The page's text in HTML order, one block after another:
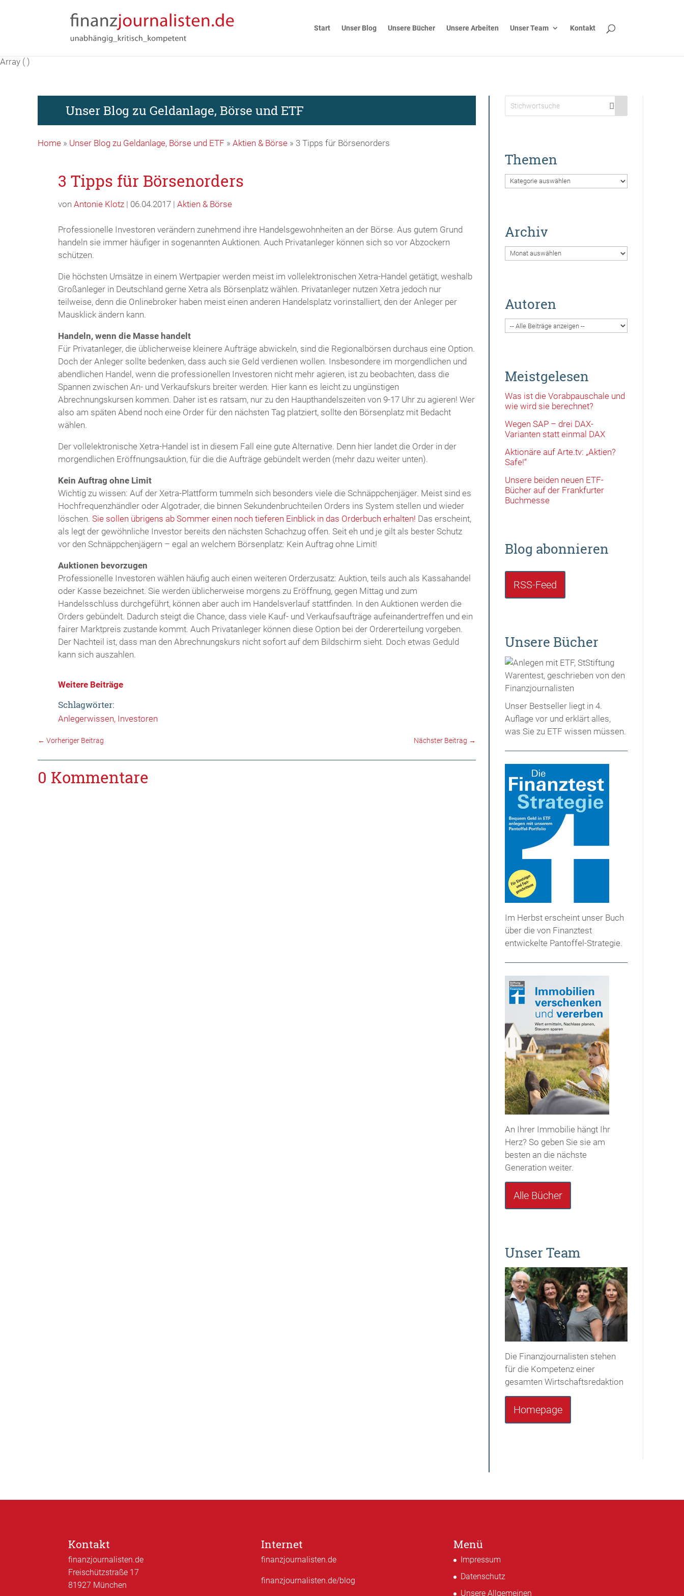
Start Unser Blog Unsere Bücher Unsere Arbeiten Unser Team Kontakt
Array ( )
Unser Blog zu Geldanlage, Börse und ETF
Home» Unser Blog zu Geldanlage, Börse und ETF » Aktien & Börse» 3 Tipps für Börsenorders
3 Tipps für Börsenorders
von Antonie Klotz| 06.04.2017 | Aktien & Börse
Professionelle Investoren verändern zunehmend ihre Handelsgewohnheiten an der Börse. Aus gutem Grund
handeln sie immer häufiger in sogenannten Auktionen. Auch Privatanleger können sich so vor Abzockern
schützen.
Die höchsten Umsätze in einem Wertpapier werden meist im vollelektronischen Xetra-Handel getätigt, weshalb
Großanleger in Deutschland gerne Xetra als Börsenplatz wählen. Privatanleger nutzen Xetra jedoch nur
teilweise, denn die Onlinebroker haben meist einen anderen Handelsplatz vorinstalliert, den der Anleger per
Mausklick ändern kann.
Handeln, wenn die Masse handelt
Für Privatanleger, die üblicherweise kleinere Aufträge abwickeln, sind die Regionalbörsen durchaus eine Option.
Doch der Anleger sollte bedenken, dass auch sie Geld verdienen wollen. Insbesondere im morgendlichen und
abendlichen Handel, wenn die professionellen Investoren nicht mehr agieren, ist zu beobachten, dass die
Spannen zwischen An- und Verkaufskurs breiter werden. Hier kann es leicht zu ungünstigen
Abrechnungskursen kommen. Daher ist es ratsam, nur zu den Haupthandelszeiten von 9-17 Uhr zu agieren! Wer
also am späten Abend noch eine Order für den nächsten Tag platziert, sollte den Börsenplatz mit Bedacht
wählen.
Der vollelektronische Xetra-Handel ist in diesem Fall eine gute Alternative. Denn hier landet die Order in der
morgendlichen Eröffnungsauktion, für die die Aufträge gebündelt werden (mehr dazu weiter unten).
Kein Auftrag ohne Limit
Wichtig zu wissen: Auf der Xetra-Plattform tummeln sich besonders viele die Schnäppchenjäger. Meist sind es
Hochfrequenzhändler oder Algotrader, die binnen Sekundenbruchteilen Orders ins System stellen und wieder
löschen. Sie sollen übrigens ab Sommer einen noch tieferen Einblick in das Orderbuch erhalten! Das erscheint,
als legt der gewöhnliche Investor bereits den nächsten Schachzug offen. Seit eh und je gilt als bester Schutz
vor den Schnäppchenjägern – egal an welchem Börsenplatz: Kein Auftrag ohne Limit!
Auktionen bevorzugen
Professionelle Investoren wählen häufig auch einen weiteren Orderzusatz: Auktion, teils auch als Kassahandel
oder Kasse bezeichnet. Sie werden üblicherweise morgens zu Eröffnung, gegen Mittag und zum
Handelsschluss durchgeführt, können aber auch im Handelsverlauf stattfinden. In den Auktionen werden die
Orders gebündelt. Dadurch steigt die Chance, dass viele Kauf- und Verkaufsaufträge aufeinandertreffen und ein
fairer Marktpreis zustande kommt. Auch Privatanleger können diese Option bei der Ordererteilung vorgeben.
Der Nachteil ist, dass man den Abrechnungskurs nicht sofort auf dem Bildschirm sieht. Doch etwas Geduld
kann sich auszahlen.
Weitere Beiträge
Schlagwörter:
Anlegerwissen Investoren
← Vorheriger Beitrag Nächster Beitrag →
0 Kommentare
Themen
Themen
Archiv
Archiv
Autoren
Meistgelesen
Was ist die Vorabpauschale und
wie wird sie berechnet?
Wegen SAP – drei DAX-
Varianten statt einmal DAX
Aktionäre auf Arte.tv: „Aktien?
Safe!“
Unsere beiden neuen ETF-
Bücher auf der Frankfurter
Buchmesse
Blog abonnieren
RSS-Feed
Unsere Bücher
Unser Bestseller liegt in 4.
Auflage vor und erklärt alles,
was Sie zu ETF wissen müssen.
Im Herbst erscheint unser Buch
über die von Finanztest
entwickelte Pantoffel-Strategie.
An Ihrer Immobilie hängt Ihr
Herz? So geben Sie sie am
besten an die nächste
Generation weiter.
Alle Bücher
Unser Team
Die Finanzjournalisten stehen
für die Kompetenz einer
gesamten Wirtschaftsredaktion
Homepage
Kontakt
finanzjournalisten.de
Freischützstraße 17
81927 München
Internet
finanzjournalisten.de
finanzjournalisten.de/blog
Menü
Impressum
Datenschutz
Unsere Allgemeinen